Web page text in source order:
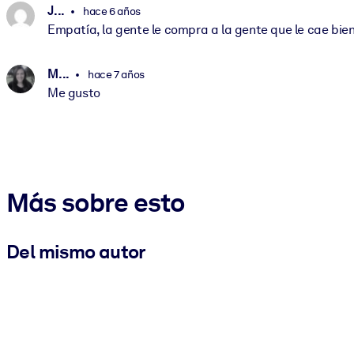
J. .. hace 6 años
Empatía, la gente le compra a la gente que le cae
M. .. hace 7 años
Me gusto
Más sobre esto
Del mismo autor